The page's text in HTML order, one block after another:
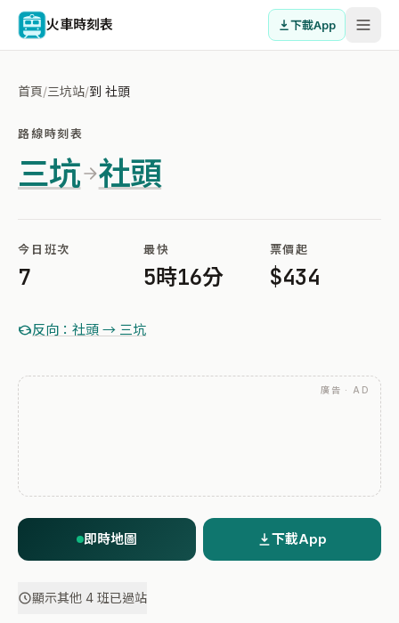
火車時刻表 下載App
首頁/三坑站/到 社頭
路線時刻表
三坑 社頭
今日班次
7
最快
5時16分
票價起
$434
反向：社頭 → 三坑
廣告 · AD
即時地圖 下載App
顯示其他 4 班已過站